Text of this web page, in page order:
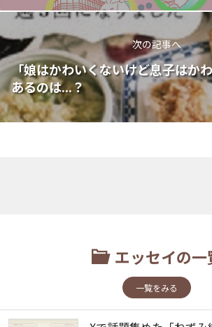
次の記事へ
「娘はかわいくないけど息子はか
あるのは...？
エッセイの一
一覧をみる